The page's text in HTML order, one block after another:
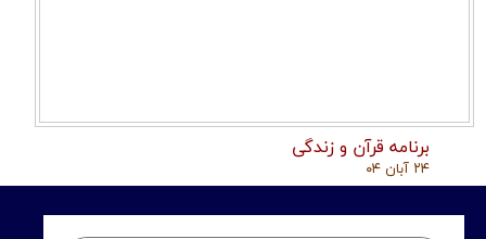
برنامه قرآن و زندگی
۲۴ آبان ۰۴